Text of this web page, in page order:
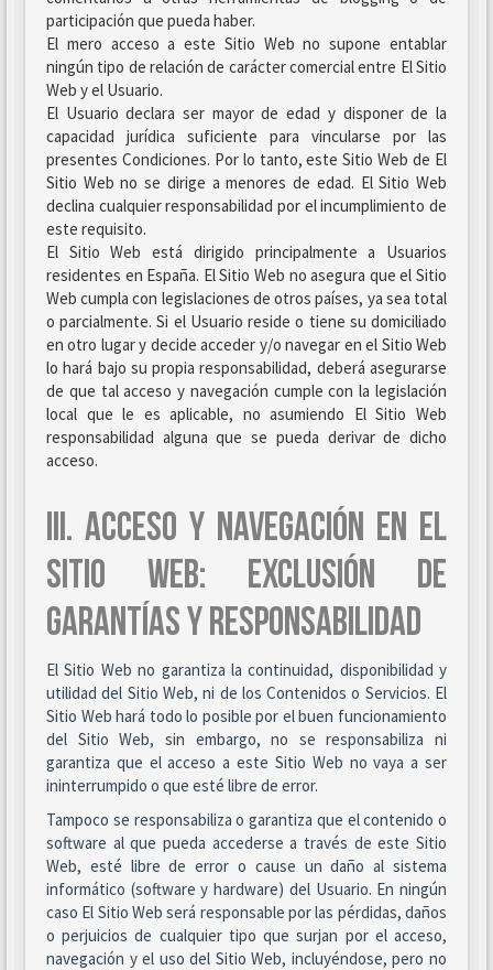
participación que pueda haber.
El mero acceso a este Sitio Web no supone entablar
ningún tipo de relación de carácter comercial entre El Sitio
Web y el Usuario.
El Usuario declara ser mayor de edad y disponer de la
capacidad jurídica suficiente para vincularse por las
presentes Condiciones. Por lo tanto, este Sitio Web de El
Sitio Web no se dirige a menores de edad. El Sitio Web
declina cualquier responsabilidad por el incumplimiento de
este requisito.
El Sitio Web está dirigido principalmente a Usuarios
residentes en España. El Sitio Web no asegura que el Sitio
Web cumpla con legislaciones de otros países, ya sea total
o parcialmente. Si el Usuario reside o tiene su domiciliado
en otro lugar y decide acceder y/o navegar en el Sitio Web
lo hará bajo su propia responsabilidad, deberá asegurarse
de que tal acceso y navegación cumple con la legislación
local que le es aplicable, no asumiendo El Sitio Web
responsabilidad alguna que se pueda derivar de dicho
acceso.
III. ACCESO Y NAVEGACIÓN EN EL
SITIO WEB: EXCLUSIÓN DE
GARANTÍAS Y RESPONSABILIDAD
El Sitio Web no garantiza la continuidad, disponibilidad y
utilidad del Sitio Web, ni de los Contenidos o Servicios. El
Sitio Web hará todo lo posible por el buen funcionamiento
del Sitio Web, sin embargo, no se responsabiliza ni
garantiza que el acceso a este Sitio Web no vaya a ser
ininterrumpido o que esté libre de error.
Tampoco se responsabiliza o garantiza que el contenido o
software al que pueda accederse a través de este Sitio
Web, esté libre de error o cause un daño al sistema
informático (software y hardware) del Usuario. En ningún
caso El Sitio Web será responsable por las pérdidas, daños
o perjuicios de cualquier tipo que surjan por el acceso,
navegación y el uso del Sitio Web, incluyéndose, pero no